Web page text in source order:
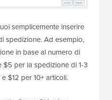
semplicemente inserire
spedizione. Ad esempio,
in base al numero di
per la spedizione di 1-3
$12 per 10+ articoli.